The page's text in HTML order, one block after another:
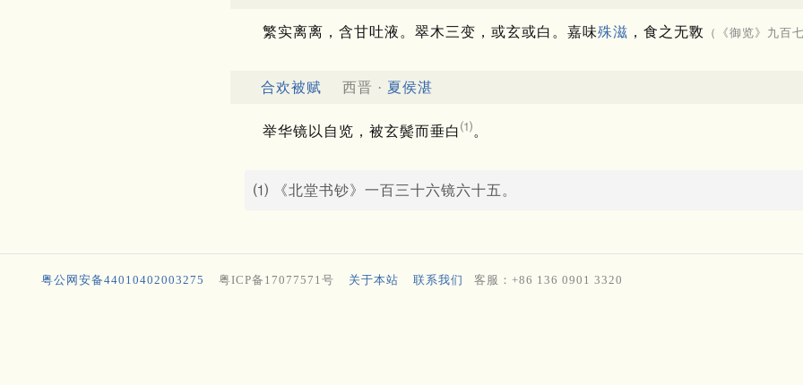
繁实离离，含甘吐液。 翠木三变，或玄或白。 嘉味殊滋 ，食之无斁 （《御览》九百
合欢被赋 西晋 · 夏侯湛
举华镜以自览，被玄鬓而垂白 ⑴。
⑴ 《北堂书钞》一百三十六镜六十五。
粤公网安备44010402003275 粤ICP备17077571号 关于本站 联系我们 客服：+86 136 0901 3320